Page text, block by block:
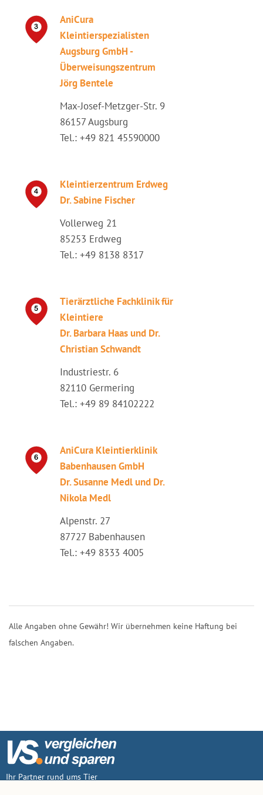
AniCura
Kleintierspezialisten
Augsburg GmbH -
Überweisungszentrum
Jörg Bentele
Max-Josef-Metzger-Str. 9
86157 Augsburg
Tel.: +49 821 45590000
Kleintierzentrum Erdweg
Dr. Sabine Fischer
Vollerweg 21
85253 Erdweg
Tel.: +49 8138 8317
Tierärztliche Fachklinik für
Kleintiere
Dr. Barbara Haas und Dr.
Christian Schwandt
Industriestr. 6
82110 Germering
Tel.: +49 89 84102222
AniCura Kleintierklinik
Babenhausen GmbH
Dr. Susanne Medl und Dr.
Nikola Medl
Alpenstr. 27
87727 Babenhausen
Tel.: +49 8333 4005
Alle Angaben ohne Gewähr! Wir übernehmen keine Haftung bei
falschen Angaben.
Ihr Partner rund ums Tier